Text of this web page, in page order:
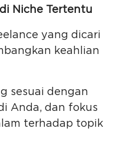
Niche Tertentu
yang dicari
keahlian
sesuai dengan
Anda, dan fokus
terhadap topik